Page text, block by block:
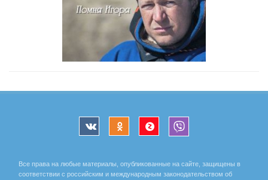
Все права на любые материалы, опубликованные на сайте, защищены в
соответствии с российским и международным законодательством об